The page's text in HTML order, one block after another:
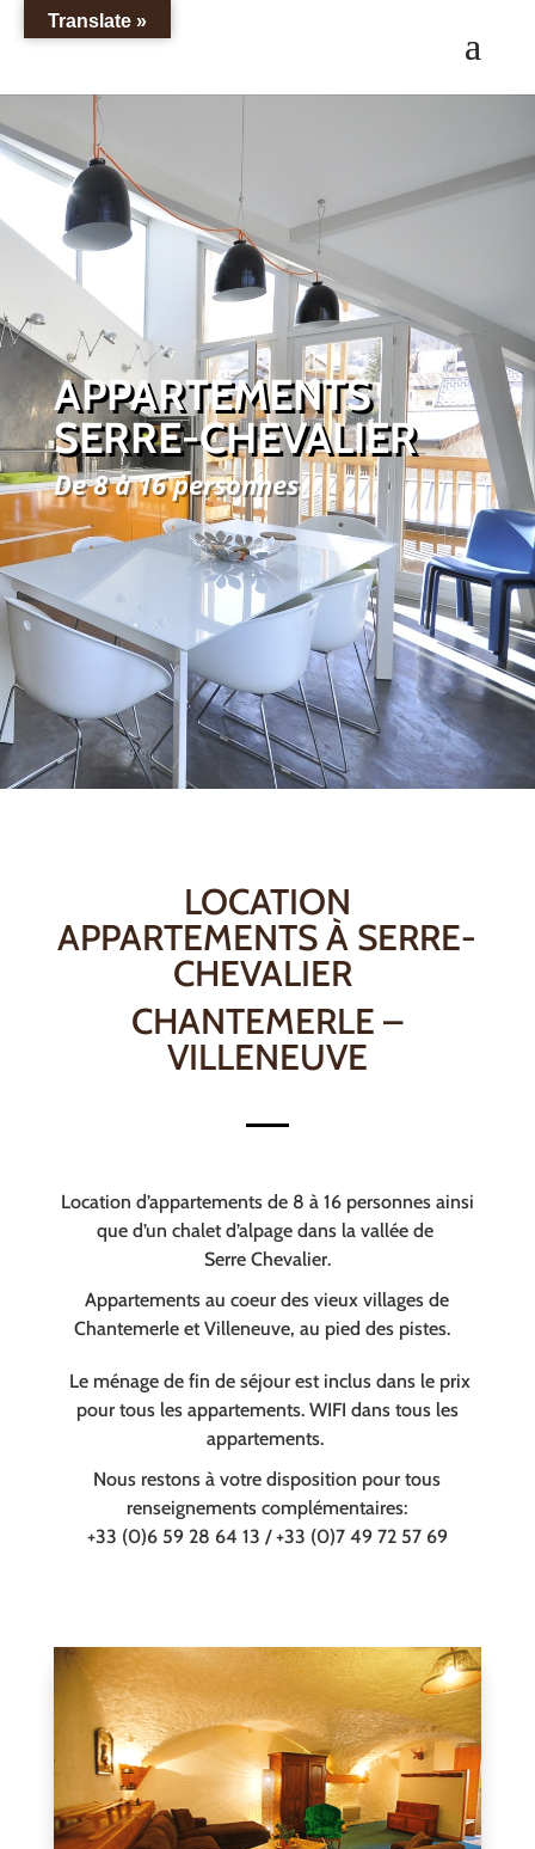
APPARTEMENTS
SERRE-CHEVALIER
De 8 à 16 personnes
LOCATION
APPARTEMENTS À SERRE-
CHEVALIER
CHANTEMERLE –
VILLENEUVE
Location d’appartements de 8 à 16 personnes ainsi
que d’un chalet d’alpage dans la vallée de
Serre Chevalier.
Appartements au coeur des vieux villages de
Chantemerle et Villeneuve, au pied des pistes.
Le ménage de fin de séjour est inclus dans le prix
pour tous les appartements. WIFI dans tous les
appartements.
Nous restons à votre disposition pour tous
renseignements complémentaires:
+33 (0)6 59 28 64 13 / +33 (0)7 49 72 57 69
Translate »